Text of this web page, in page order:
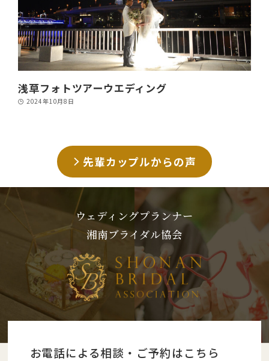
浅草フォトツアーウエディング
2024年10月8日
先輩カップルからの声
ウェディングプランナー
湘南ブライダル協会
お電話による相談・ご予約はこちら